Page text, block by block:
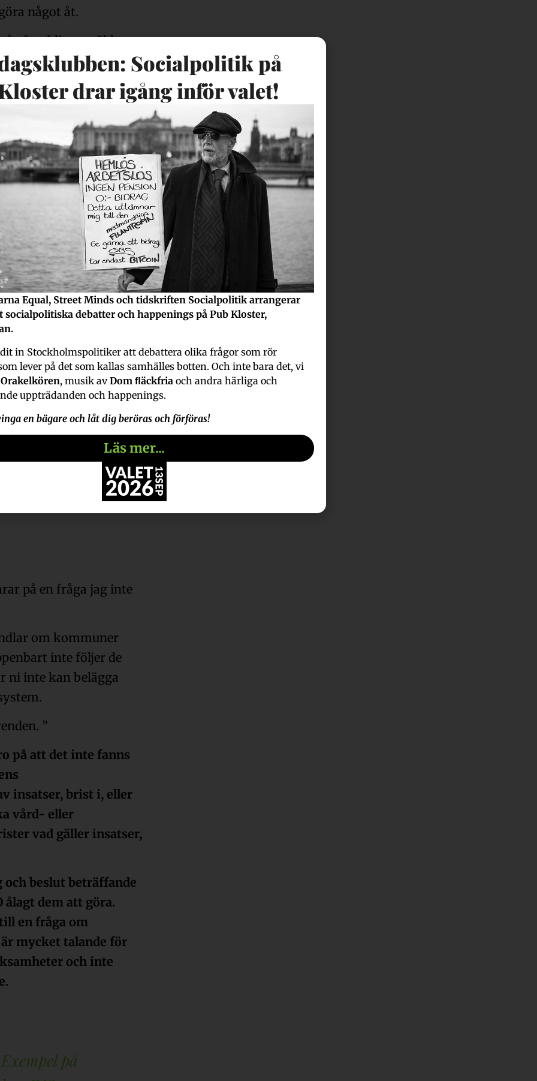
något åt.
gång blir anmälda,
man gjort för att
klämma åt
där det ju var ett
gällande deras
som
att spara pengar
om t.ex. plats på
boenden ut till
i
hur jag menar.
missnöje med beslut
upprepas eller om det
kan alltså ha en
som vi inte
vi inte kan belägga
i alla fall där
på en fråga jag inte
om kommuner
inte följer de
ni inte kan belägga
”
på att det inte fanns
insatser, brist i, eller
vård- eller
vad gäller insatser,
beslut beträffande
ålagt dem att göra.
en fråga om
mycket talande för
och inte
Exempel på
Socialpolitik på
drar igång inför valet!
Equal, Street Minds och tidskriften Socialpolitik arrangerar
socialpolitiska debatter och happenings på Pub Kloster,
in Stockholmspolitiker att debattera olika frågor som rör
lever på det som kallas samhälles botten. Och inte bara det, vi
Orakelkören, musik avDom ﬂäckfria och andra härliga och
uppträdanden och happenings.
en bägare och låt dig beröras och förföras!
Läs mer...